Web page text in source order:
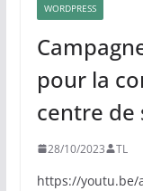
WORDPRESS
pour la
centre de
28/10/2023 TL
https://youtu.be/